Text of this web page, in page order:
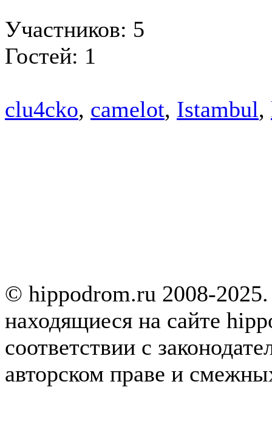
Участников: 5
Гостей: 1
clu4cko, camelot, Istambul,
© hippodrom.ru 2008-
находящиеся на сайте
соответствии с
авторском праве и